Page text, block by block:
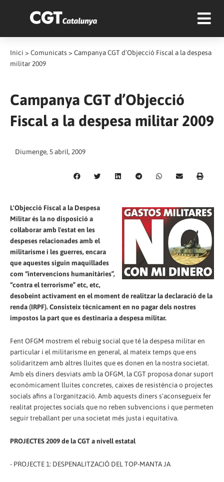
Inici > Comunicats > Campanya CGT d’Objecció Fiscal a la despesa
militar 2009
Campanya CGT d’Objecció
Fiscal a la despesa militar 2009
Diumenge, 5 abril, 2009
L'Objecció Fiscal a la Despesa
Militar és la no disposició a
col·laborar amb l'estat en les
despeses relacionades amb el
militarisme i les guerres, encara
que aquestes siguin maquillades
com “intervencions humanitàries”,
“contra el terrorisme” etc, etc,
desobeint activament en el moment de realitzar la declaració de la
renda (IRPF). Consisteix tècnicament en no pagar dels nostres
impostos la part que es destinaria a despesa militar.
Fent OFGM mostrem el rebuig social que té la despesa militar en
particular i el militarisme en general, al mateix temps que ens
solidaritzem amb altres lluites que es donen en la nostra societat.
Amb els diners desviats amb la OFGM, la CGT proposa donar suport
econòmicament lluites concretes, caixes de resistència o projectes
socials afins a l'organització. Amb aquests diners s'aconsegueix fer
realitat projectes socials que no reben subvencions i que permeten
seguir treballant per una societat més justa i equitativa.
PROJECTES 2009 de la CGT a nivell estatal
- PROJECTE 1: DESPENALITZACIÓ DEL TOP-MANTA JA